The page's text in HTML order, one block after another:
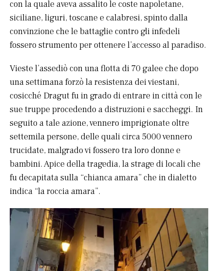
con la quale aveva assalito le coste napoletane,
siciliane, liguri, toscane e calabresi, spinto dalla
convinzione che le battaglie contro gli infedeli
fossero strumento per ottenere l’accesso al paradiso.
Vieste l’assediò con una flotta di 70 galee che dopo
una settimana forzò la resistenza dei viestani,
cosicché Dragut fu in grado di entrare in città con le
sue truppe procedendo a distruzioni e saccheggi. In
seguito a tale azione, vennero imprigionate oltre
settemila persone, delle quali circa 5000 vennero
trucidate, malgrado vi fossero tra loro donne e
bambini. Apice della tragedia, la strage di locali che
fu decapitata sulla “chianca amara” che in dialetto
indica “la roccia amara”.